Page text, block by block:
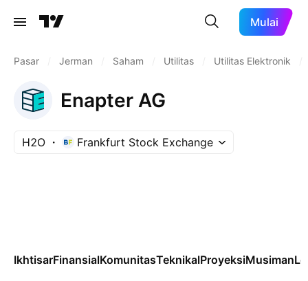
Mulai
Pasar Jerman Saham Utilitas Utilitas Elektronik
Enapter AG
H2O Frankfurt Stock Exchange
IkhtisarFinansialKomunitasTeknikalProyeksiMusiman